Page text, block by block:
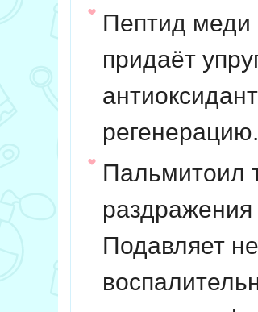
Пептид меди
придаёт
регенерацию.
Пальмитоил
Подавляет